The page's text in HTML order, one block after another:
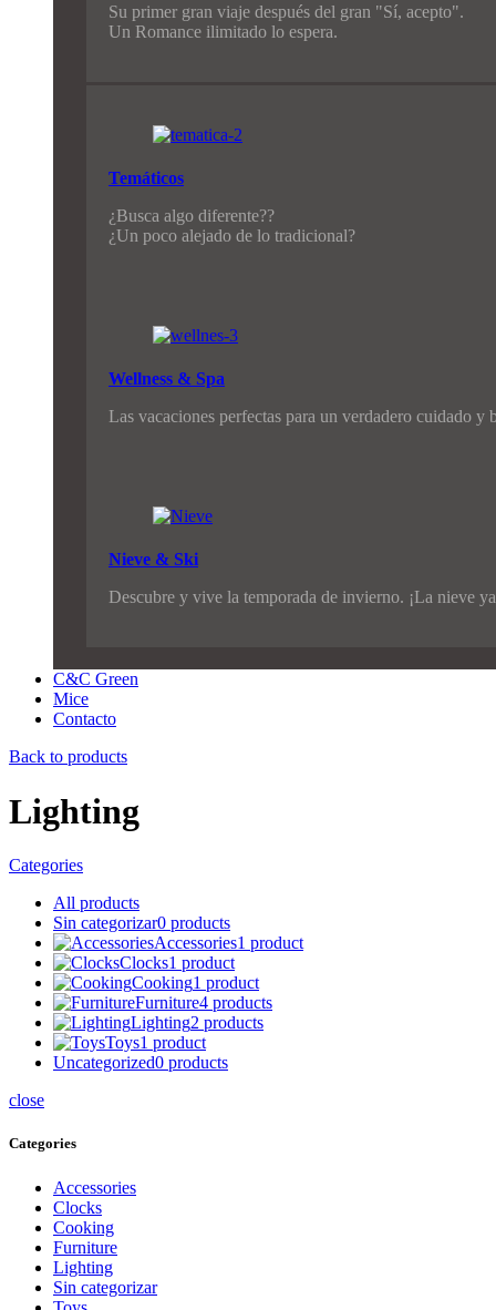
Su primer gran viaje después del gran "Sí, acepto".
Un Romance ilimitado lo espera.
Temáticos
¿Busca algo diferente??
¿Un poco alejado de lo tradicional?
Wellness & Spa
Las vacaciones perfectas para un verdadero cuidado y
Nieve & Ski
Descubre y vive la temporada de invierno. ¡La nieve
C&C Green
Mice
Contacto
Back to products
Lighting
Categories
All products
Sin categorizar0 products
Accessories1 product
Clocks1 product
Cooking1 product
Furniture4 products
Lighting2 products
Toys1 product
Uncategorized0 products
close
Categories
Accessories
Clocks
Cooking
Furniture
Lighting
Sin categorizar